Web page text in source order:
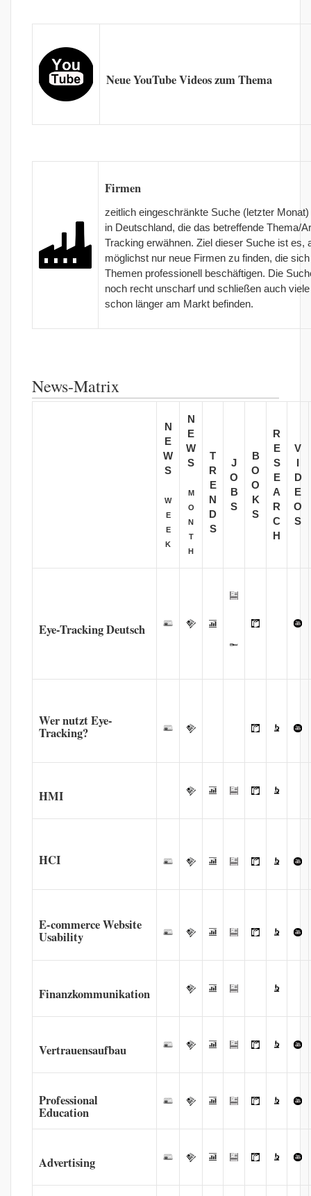
Neue YouTube Videos zum Thema
Firmen
zeitlich eingeschränkte Suche (letzter
in Deutschland, die das betreffende Thema/
Tracking erwähnen. Ziel dieser Suche ist es,
möglichst nur neue Firmen zu finden, die
Themen professionell beschäftigen. Die
noch recht unscharf und schließen auch
schon länger am Markt befinden.
News-Matrix
N
E
W
S
W
E
E
K
N
E
W
S
M
O
N
T
H
T
R
E
N
D
S
J
O
B
S
B
O
O
K
S
R
E
S
E
A
R
C
H
V
I
D
E
O
S
Eye-Tracking Deutsch
Wer nutzt Eye-
Tracking?
HMI
HCI
E-commerce Website
Usability
Finanzkommunikation
Vertrauensaufbau
Professional
Education
Advertising